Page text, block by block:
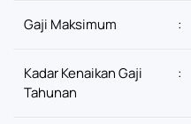
Gaji Maksimum :
Kadar Kenaikan Gaji
Tahunan
: